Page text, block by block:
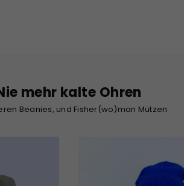
mehr kalte Ohren
Beanies, und Fisher(wo)man Mützen